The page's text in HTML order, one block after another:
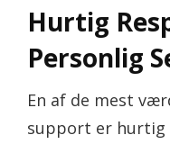
Hurtig
Personlig
En af de mest
support er hurtig